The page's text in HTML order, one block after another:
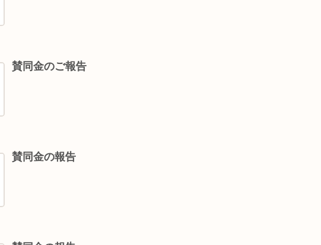
賛同金のご報告
賛同金の報告